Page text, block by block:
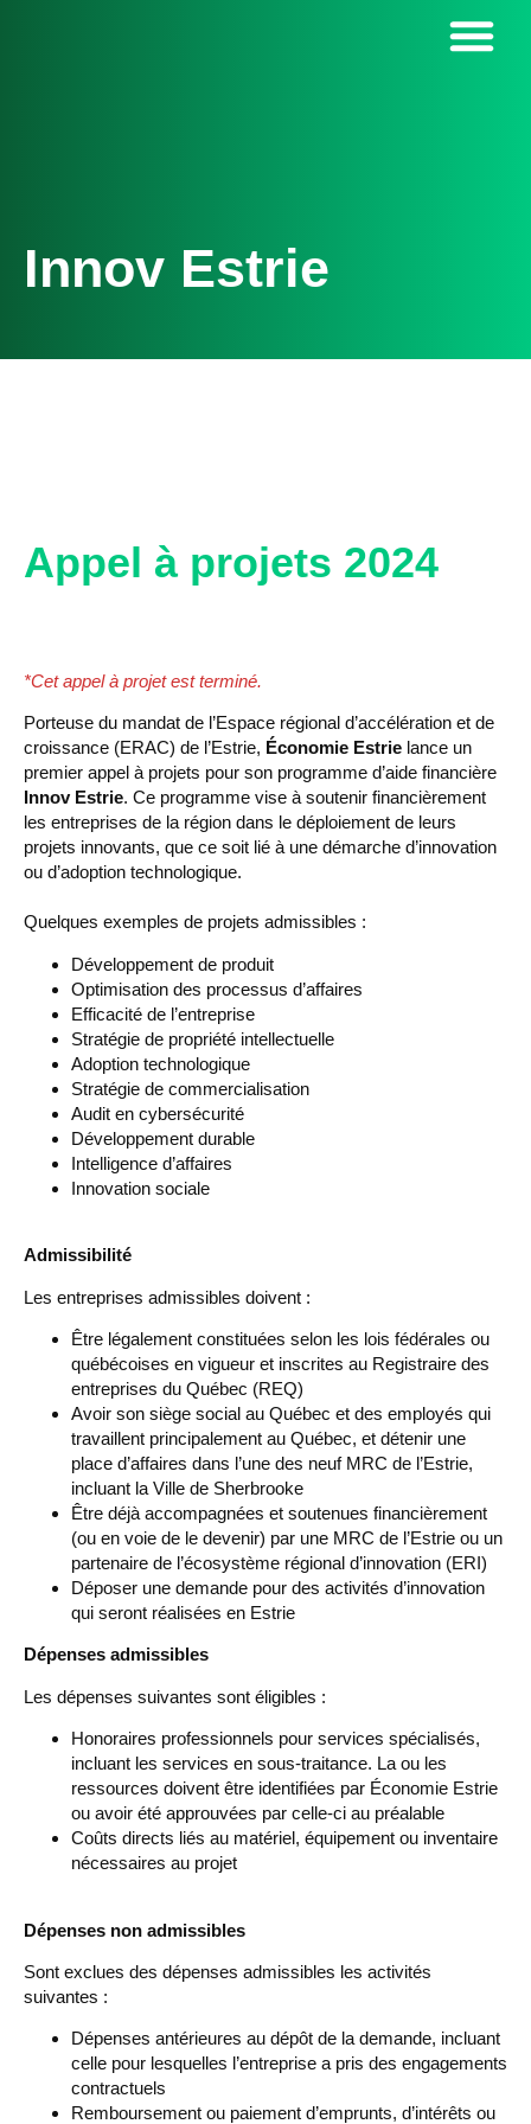
Innov Estrie
Appel à projets 2024
*Cet appel à projet est terminé.
Porteuse du mandat de l’Espace régional d’accélération et de
croissance (ERAC) de l’Estrie, Économie Estrie lance un
premier appel à projets pour son programme d’aide financière
Innov Estrie. Ce programme vise à soutenir financièrement
les entreprises de la région dans le déploiement de leurs
projets innovants, que ce soit lié à une démarche d’innovation
ou d’adoption technologique.
Quelques exemples de projets admissibles :
Développement de produit
Optimisation des processus d’affaires
Efficacité de l’entreprise
Stratégie de propriété intellectuelle
Adoption technologique
Stratégie de commercialisation
Audit en cybersécurité
Développement durable
Intelligence d’affaires
Innovation sociale
Admissibilité
Les entreprises admissibles doivent :
Être légalement constituées selon les lois fédérales ou
québécoises en vigueur et inscrites au Registraire des
entreprises du Québec (REQ)
Avoir son siège social au Québec et des employés qui
travaillent principalement au Québec, et détenir une
place d’affaires dans l’une des neuf MRC de l’Estrie,
incluant la Ville de Sherbrooke
Être déjà accompagnées et soutenues financièrement
(ou en voie de le devenir) par une MRC de l’Estrie ou un
partenaire de l’écosystème régional d’innovation (ERI)
Déposer une demande pour des activités d’innovation
qui seront réalisées en Estrie
Dépenses admissibles
Les dépenses suivantes sont éligibles :
Honoraires professionnels pour services spécialisés,
incluant les services en sous-traitance. La ou les
ressources doivent être identifiées par Économie Estrie
ou avoir été approuvées par celle-ci au préalable
Coûts directs liés au matériel, équipement ou inventaire
nécessaires au projet
Dépenses non admissibles
Sont exclues des dépenses admissibles les activités
suivantes :
Dépenses antérieures au dépôt de la demande, incluant
celle pour lesquelles l’entreprise a pris des engagements
contractuels
Remboursement ou paiement d’emprunts, d’intérêts ou